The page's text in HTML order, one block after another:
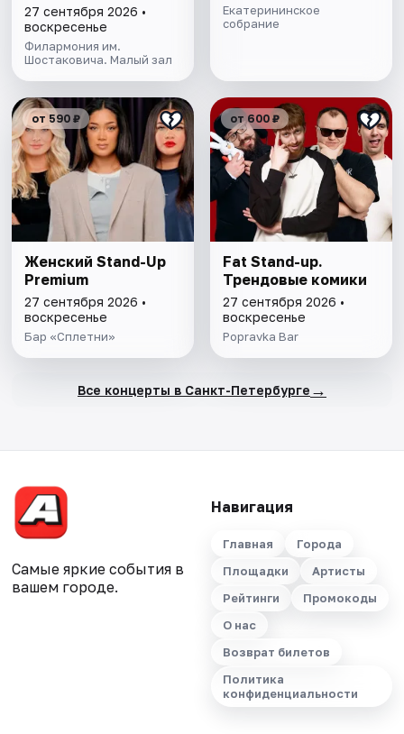
27 сентября 2026 •
воскресенье
Филармония им.
Шостаковича. Малый зал
Екатерининское
собрание
от 590 ₽
Женский Stand-Up
Premium
27 сентября 2026 •
воскресенье
Бар «Сплетни»
от 600 ₽
Fat Stand-up.
Трендовые комики
27 сентября 2026 •
воскресенье
Popravka Bar
Все концерты в Санкт-Петербурге →
Самые яркие события в
вашем городе.
Навигация
Главная
Города
Площадки
Артисты
Рейтинги
Промокоды
О нас
Возврат билетов
Политика
конфиденциальности